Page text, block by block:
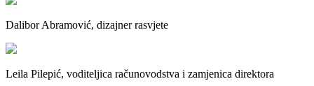
Dalibor Abramović, dizajner rasvjete
Leila Pilepić, voditeljica računovodstva i zamjenica direktora